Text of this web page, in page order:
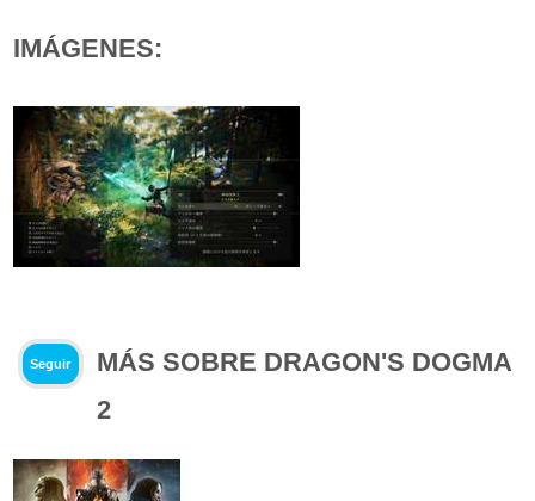
IMÁGENES:
Seguir
MÁS SOBRE DRAGON'S DOGMA
2